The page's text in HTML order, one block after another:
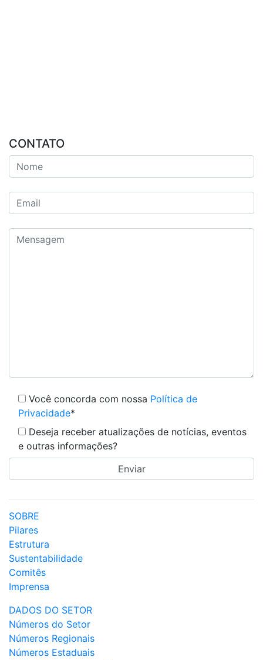
CONTATO
Você concorda com nossa Política de
Privacidade*
Deseja receber atualizações de notícias, eventos
e outras informações?
SOBRE
Pilares
Estrutura
Sustentabilidade
Comitês
Imprensa
DADOS DO SETOR
Números do Setor
Números Regionais
Números Estaduais